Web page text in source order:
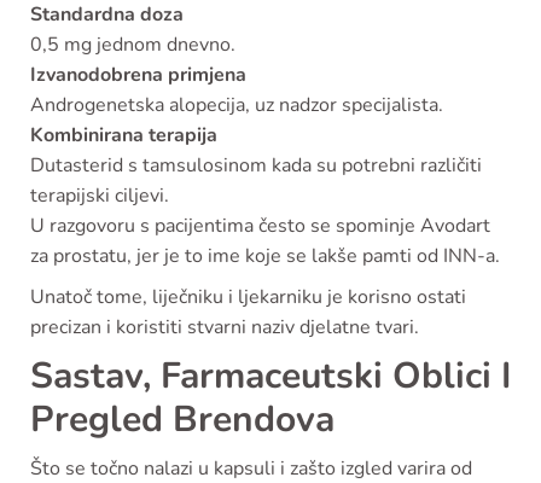
Standardna doza
0,5 mg jednom dnevno.
Izvanodobrena primjena
Androgenetska alopecija, uz nadzor specijalista.
Kombinirana terapija
Dutasterid s tamsulosinom kada su potrebni različiti
terapijski ciljevi.
U razgovoru s pacijentima često se spominje Avodart
za prostatu, jer je to ime koje se lakše pamti od INN-a.
Unatoč tome, liječniku i ljekarniku je korisno ostati
precizan i koristiti stvarni naziv djelatne tvari.
Sastav, Farmaceutski Oblici I
Pregled Brendova
Što se točno nalazi u kapsuli i zašto izgled varira od